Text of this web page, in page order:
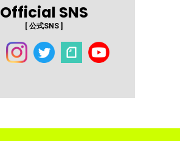
Official SNS
[ 公式SNS ]